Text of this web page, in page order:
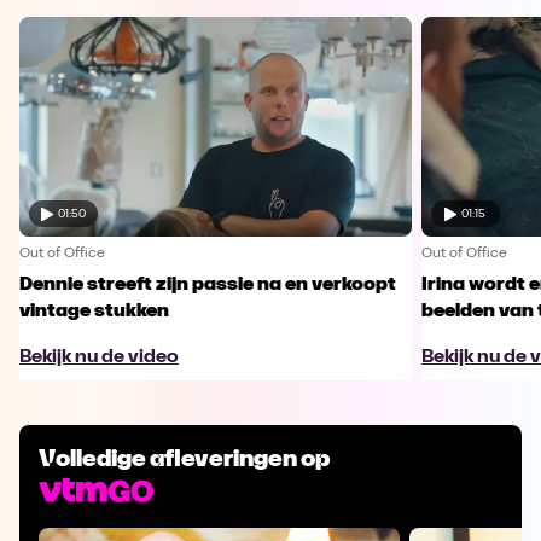
01:50
Out of Office
Dennie streeft zijn passie na en verkoopt
vintage stukken
Bekijk nu de video
01:15
Out of Office
Irina wordt
beelden
Bekijk nu de
Volledige afleveringen op